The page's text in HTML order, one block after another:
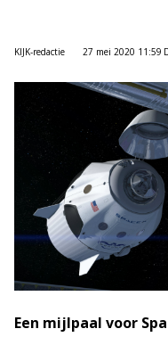
KIJK-redactie 27 mei 2020 11:59
Een mijlpaal voor